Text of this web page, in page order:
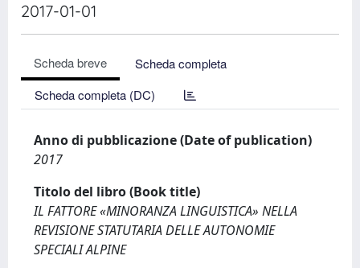
2017-01-01
Scheda breve
Scheda completa
Scheda completa (DC)
Anno di pubblicazione (Date of publication)
2017
Titolo del libro (Book title)
IL FATTORE «MINORANZA LINGUISTICA» NELLA
REVISIONE STATUTARIA DELLE AUTONOMIE
SPECIALI ALPINE